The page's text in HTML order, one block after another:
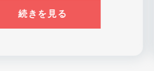
続きを見る